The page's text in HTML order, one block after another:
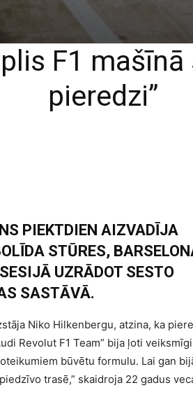
F1
pieredzi”
PIEKTDIEN AIZVADĪJA
STŪRES,
UZRĀDOT SESTO
SASTĀVĀ.
Niko Hilkenbergu, atzina, ka
Revolut F1 Team” bija ļoti
būvētu formulu. Lai gan
trasē,” skaidroja 22 gadus